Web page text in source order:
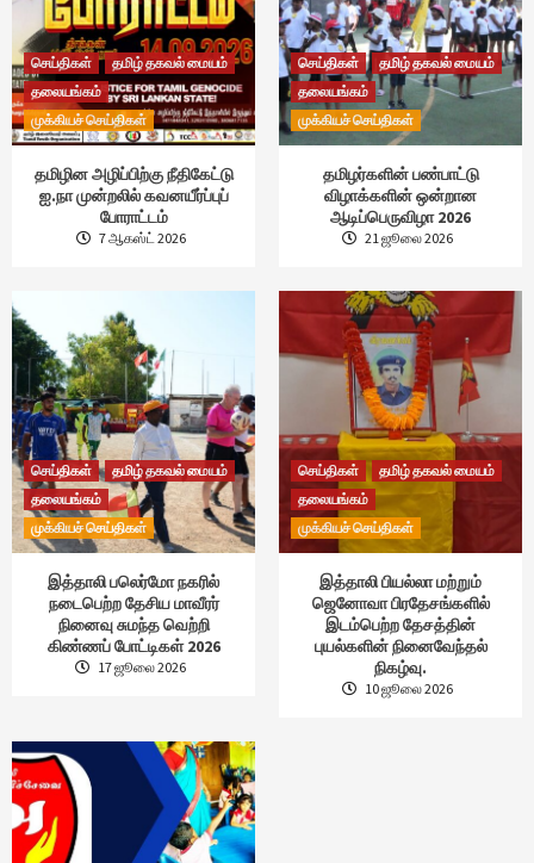
செய்திகள்
தமிழ் தகவல் மையம்
தலையங்கம்
முக்கியச் செய்திகள்
தமிழின அழிப்பிற்கு நீதிகேட்டு
ஐ.நா முன்றலில் கவனயீர்ப்புப்
போராட்டம்
7 ஆகஸ்ட் 2026
செய்திகள்
தமிழ் தகவல் மையம்
தலையங்கம்
முக்கியச் செய்திகள்
தமிழர்களின் பண்பாட்டு
விழாக்களின் ஒன்றான
ஆடிப்பெருவிழா 2026
21 ஜூலை 2026
செய்திகள்
தமிழ் தகவல் மையம்
தலையங்கம்
முக்கியச் செய்திகள்
இத்தாலி பலெர்மோ நகரில்
நடைபெற்ற தேசிய மாவீரர்
நினைவு சுமந்த வெற்றி
கிண்ணப் போட்டிகள் 2026
17 ஜூலை 2026
செய்திகள்
தமிழ் தகவல் மையம்
தலையங்கம்
முக்கியச் செய்திகள்
இத்தாலி பியல்லா மற்றும்
ஜெனோவா பிரதேசங்களில்
இடம்பெற்ற தேசத்தின்
புயல்களின் நினைவேந்தல்
நிகழ்வு.
10 ஜூலை 2026